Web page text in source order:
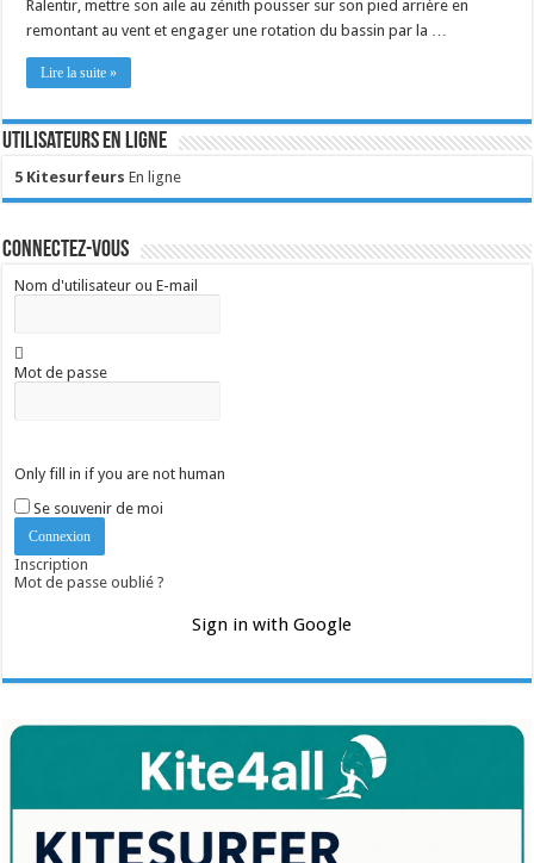
Ralentir, mettre son aile au zénith pousser sur son pied arrière en
remontant au vent et engager une rotation du bassin par la …
Lire la suite »
Utilisateurs en ligne
5 Kitesurfeurs En ligne
Connectez-vous
Nom d'utilisateur ou E-mail
Mot de passe
Only fill in if you are not human
Se souvenir de moi
Inscription
Mot de passe oublié ?
Sign in with Google